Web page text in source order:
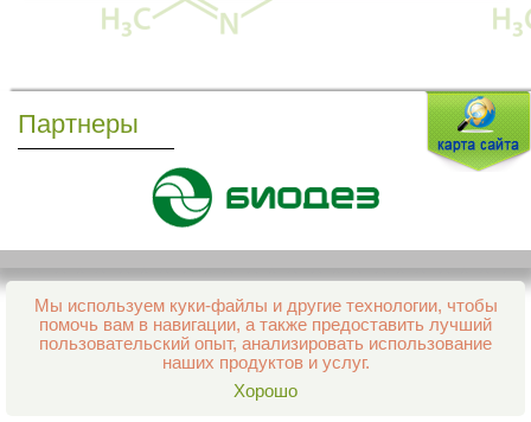
Партнеры
Мы используем куки-файлы и другие технологии, чтобы
помочь вам в навигации, а также предоставить лучший
пользовательский опыт, анализировать использование
наших продуктов и услуг.
Хорошо
Все права защищены и охраняются законом
© 2013–2026 Интернет-аптека Фармация
support@aptekapenza.ru
Телефон: Служба обработки заказов 99-98-28